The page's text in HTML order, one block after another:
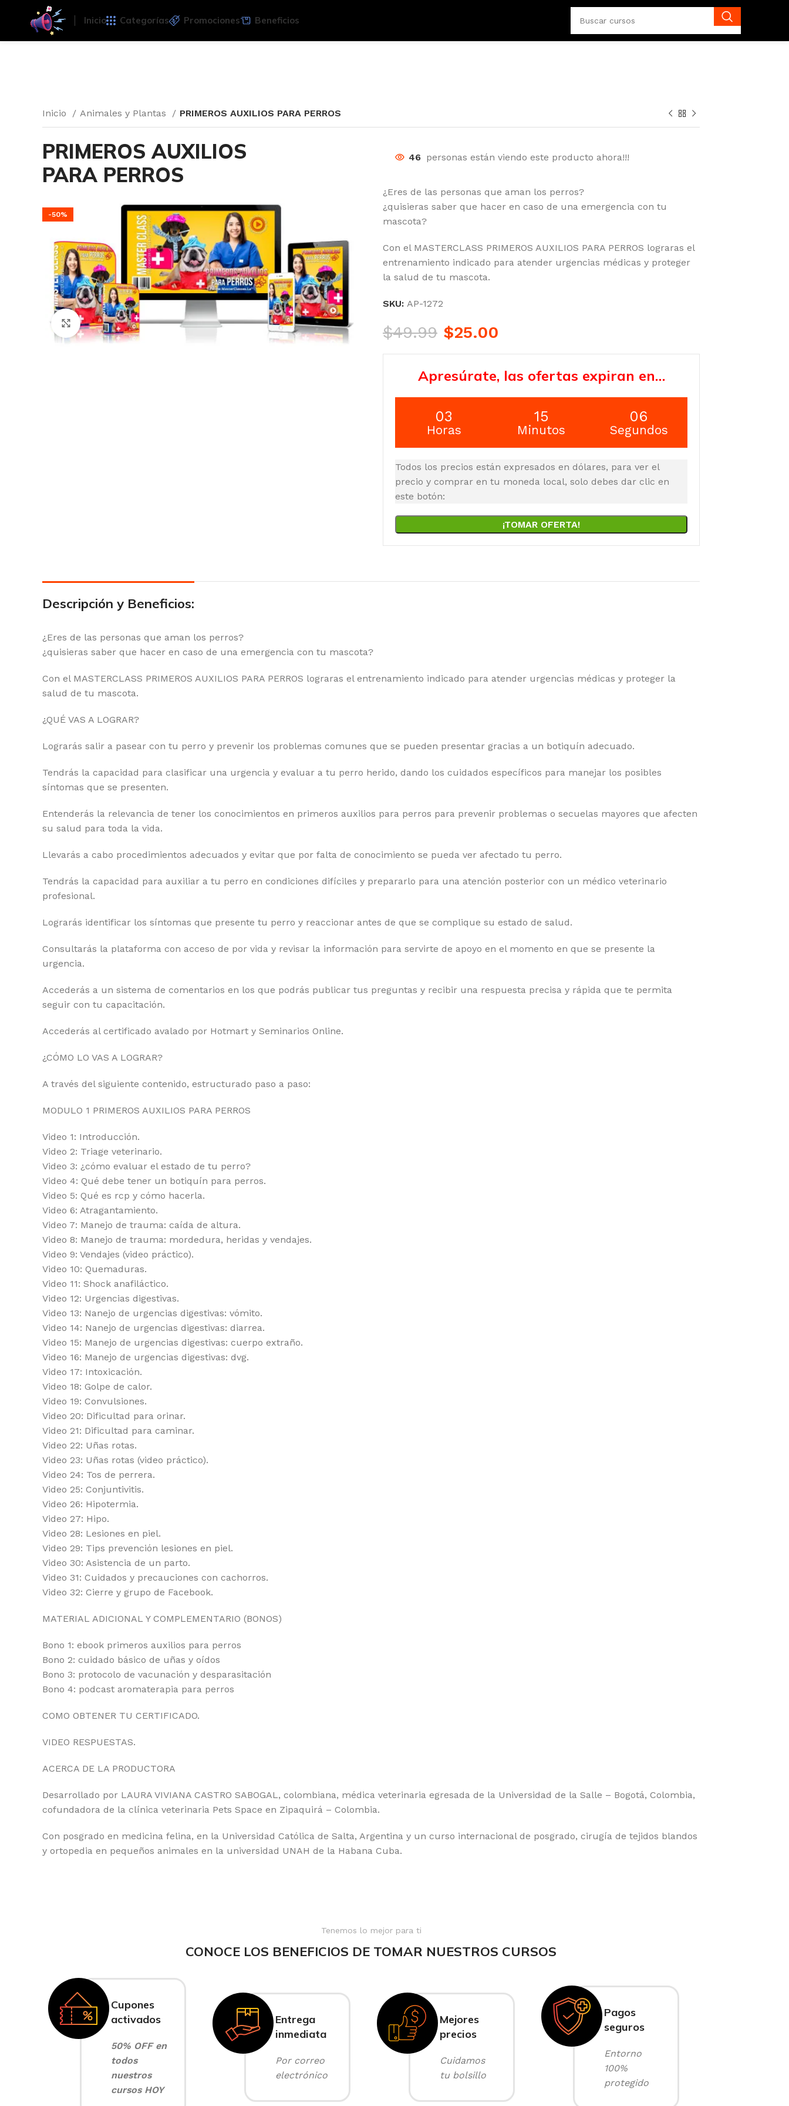
Inicio Categorías Promociones Beneficios
Inicio Animales y Plantas PRIMEROS AUXILIOS PARA PERROS
PRIMEROS AUXILIOS
PARA PERROS
-50%
Click to enlarge
46 personas están viendo este producto ahora!!!
¿Eres de las personas que aman los perros?
¿quisieras saber que hacer en caso de una emergencia con tu
mascota?
Con el MASTERCLASS PRIMEROS AUXILIOS PARA PERROS lograras el
entrenamiento indicado para atender urgencias médicas y proteger
la salud de tu mascota.
SKU: AP-1272
$49.99 $25.00
Apresúrate, las ofertas expiran en…
03
Horas
15
Minutos
05
Segundos
Todos los precios están expresados en dólares, para ver el
precio y comprar en tu moneda local, solo debes dar clic en
este botón:
¡TOMAR OFERTA!
Descripción y Beneficios:
¿Eres de las personas que aman los perros?
¿quisieras saber que hacer en caso de una emergencia con tu mascota?
Con el MASTERCLASS PRIMEROS AUXILIOS PARA PERROS lograras el entrenamiento indicado para atender urgencias médicas y proteger la
salud de tu mascota.
¿QUÉ VAS A LOGRAR?
Lograrás salir a pasear con tu perro y prevenir los problemas comunes que se pueden presentar gracias a un botiquín adecuado.
Tendrás la capacidad para clasificar una urgencia y evaluar a tu perro herido, dando los cuidados específicos para manejar los posibles
síntomas que se presenten.
Entenderás la relevancia de tener los conocimientos en primeros auxilios para perros para prevenir problemas o secuelas mayores que afecten
su salud para toda la vida.
Llevarás a cabo procedimientos adecuados y evitar que por falta de conocimiento se pueda ver afectado tu perro.
Tendrás la capacidad para auxiliar a tu perro en condiciones difíciles y prepararlo para una atención posterior con un médico veterinario
profesional.
Lograrás identificar los síntomas que presente tu perro y reaccionar antes de que se complique su estado de salud.
Consultarás la plataforma con acceso de por vida y revisar la información para servirte de apoyo en el momento en que se presente la
urgencia.
Accederás a un sistema de comentarios en los que podrás publicar tus preguntas y recibir una respuesta precisa y rápida que te permita
seguir con tu capacitación.
Accederás al certificado avalado por Hotmart y Seminarios Online.
¿CÓMO LO VAS A LOGRAR?
A través del siguiente contenido, estructurado paso a paso:
MODULO 1 PRIMEROS AUXILIOS PARA PERROS
Video 1: Introducción.
Video 2: Triage veterinario.
Video 3: ¿cómo evaluar el estado de tu perro?
Video 4: Qué debe tener un botiquín para perros.
Video 5: Qué es rcp y cómo hacerla.
Video 6: Atragantamiento.
Video 7: Manejo de trauma: caída de altura.
Video 8: Manejo de trauma: mordedura, heridas y vendajes.
Video 9: Vendajes (video práctico).
Video 10: Quemaduras.
Video 11: Shock anafiláctico.
Video 12: Urgencias digestivas.
Video 13: Nanejo de urgencias digestivas: vómito.
Video 14: Nanejo de urgencias digestivas: diarrea.
Video 15: Manejo de urgencias digestivas: cuerpo extraño.
Video 16: Manejo de urgencias digestivas: dvg.
Video 17: Intoxicación.
Video 18: Golpe de calor.
Video 19: Convulsiones.
Video 20: Dificultad para orinar.
Video 21: Dificultad para caminar.
Video 22: Uñas rotas.
Video 23: Uñas rotas (video práctico).
Video 24: Tos de perrera.
Video 25: Conjuntivitis.
Video 26: Hipotermia.
Video 27: Hipo.
Video 28: Lesiones en piel.
Video 29: Tips prevención lesiones en piel.
Video 30: Asistencia de un parto.
Video 31: Cuidados y precauciones con cachorros.
Video 32: Cierre y grupo de Facebook.
MATERIAL ADICIONAL Y COMPLEMENTARIO (BONOS)
Bono 1: ebook primeros auxilios para perros
Bono 2: cuidado básico de uñas y oídos
Bono 3: protocolo de vacunación y desparasitación
Bono 4: podcast aromaterapia para perros
COMO OBTENER TU CERTIFICADO.
VIDEO RESPUESTAS.
ACERCA DE LA PRODUCTORA
Desarrollado por LAURA VIVIANA CASTRO SABOGAL, colombiana, médica veterinaria egresada de la Universidad de la Salle – Bogotá, Colombia,
cofundadora de la clínica veterinaria Pets Space en Zipaquirá – Colombia.
Con posgrado en medicina felina, en la Universidad Católica de Salta, Argentina y un curso internacional de posgrado, cirugía de tejidos blandos
y ortopedia en pequeños animales en la universidad UNAH de la Habana Cuba.
Tenemos lo mejor para ti
CONOCE LOS BENEFICIOS DE TOMAR NUESTROS CURSOS
Cupones
activados
50% OFF en
todos
nuestros
cursos HOY
Entrega
inmediata
Por correo
electrónico
Mejores
precios
Cuidamos
tu bolsillo
Pagos
seguros
Entorno
100%
protegido